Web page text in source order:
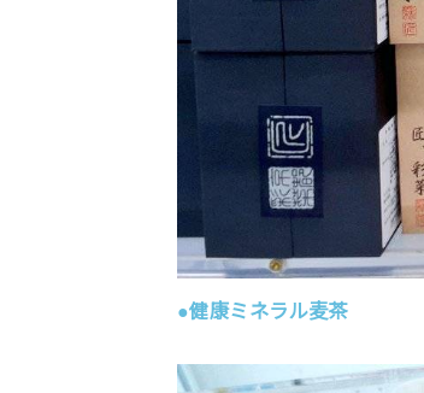
●健康ミネラル麦茶